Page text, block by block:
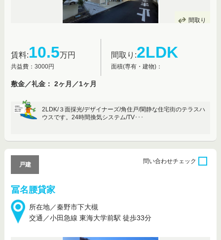
間取り
賃料:10.5万円
共益費：3000円
間取り:2LDK
面積(専有・建物)：
敷金／礼金： 2ヶ月／1ヶ月
2LDK/３面採光/デザイナーズ/角住戸/閑静な住宅街のテラスハ
ウスです。24時間換気システム/TV･･･
冨名腰貸家
所在地／秦野市下大槻
交通／小田急線 東海大学前駅 徒歩33分
戸建
問い合わせチェック